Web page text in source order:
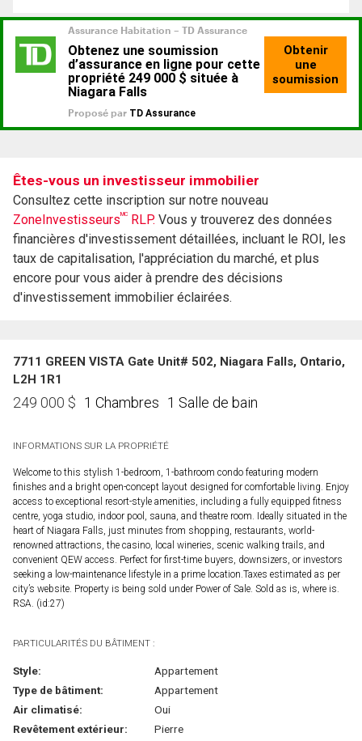
Êtes-vous un investisseur immobilier
Consultez cette inscription sur notre nouveau
ZoneInvestisseursMC RLP. Vous y trouverez des données
financières d'investissement détaillées, incluant le ROI, les
taux de capitalisation, l'appréciation du marché, et plus
encore pour vous aider à prendre des décisions
d'investissement immobilier éclairées.
7711 GREEN VISTA Gate Unit# 502, Niagara Falls, Ontario,
L2H 1R1
249 000 $ 1 Chambres 1 Salle de bain
INFORMATIONS SUR LA PROPRIÉTÉ
Welcome to this stylish 1-bedroom, 1-bathroom condo featuring modern
finishes and a bright open-concept layout designed for comfortable living. Enjoy
access to exceptional resort-style amenities, including a fully equipped fitness
centre, yoga studio, indoor pool, sauna, and theatre room. Ideally situated in the
heart of Niagara Falls, just minutes from shopping, restaurants, world-
renowned attractions, the casino, local wineries, scenic walking trails, and
convenient QEW access. Perfect for first-time buyers, downsizers, or investors
seeking a low-maintenance lifestyle in a prime location.Taxes estimated as per
city’s website. Property is being sold under Power of Sale. Sold as is, where is.
RSA. (id:27)
PARTICULARITÉS DU BÂTIMENT :
Style:
Appartement
Type de bâtiment:
Appartement
Air climatisé:
Oui
Revêtement extérieur:
Pierre